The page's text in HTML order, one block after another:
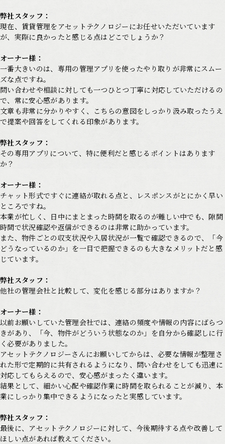
弊社スタッフ：
現在、賃貸管理をアセットテクノロジーにお任せいただいています
が、実際に良かったと感じる点はどこでしょうか？
オーナー様：
一番大きいのは、専用の管理アプリを使ったやり取りが非常にスムー
ズな点ですね。
問い合わせや相談に対しても一つひとつ丁寧に対応していただけるの
で、常に安心感があります。
文章も非常に分かりやすく、こちらの意図をしっかり汲み取ったうえ
で提案や回答をしてくれる印象があります。
弊社スタッフ：
その専用アプリについて、特に便利だと感じるポイントはあります
か？
オーナー様：
チャット形式ですぐに連絡が取れる点と、レスポンスがとにかく早い
ところですね。
本業が忙しく、日中にまとまった時間を取るのが難しい中でも、隙間
時間で状況確認や返信ができるのは非常に助かっています。
また、物件ごとの収支状況や入居状況が一覧で確認できるので、「今
どうなっているのか」を一目で把握できるのも大きなメリットだと感
じています。
弊社スタッフ：
他社の管理会社と比較して、変化を感じる部分はありますか？
オーナー様：
以前お願いしていた管理会社では、連絡の頻度や情報の内容にばらつ
きがあり、「今、物件がどういう状態なのか」を自分から確認しに行
く必要がありました。
アセットテクノロジーさんにお願いしてからは、必要な情報が整理さ
れた形で定期的に共有されるようになり、問い合わせをしても迅速に
対応してもらえるので、安心感がまったく違います。
結果として、細かい心配や確認作業に時間を取られることが減り、本
業にしっかり集中できるようになったと実感しています。
弊社スタッフ：
最後に、アセットテクノロジーに対して、今後期待する点や改善して
ほしい点があれば教えてください。